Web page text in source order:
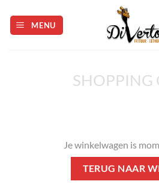
content
MENU
SHOPPING
Je winkelwagen is
TERUG NAAR